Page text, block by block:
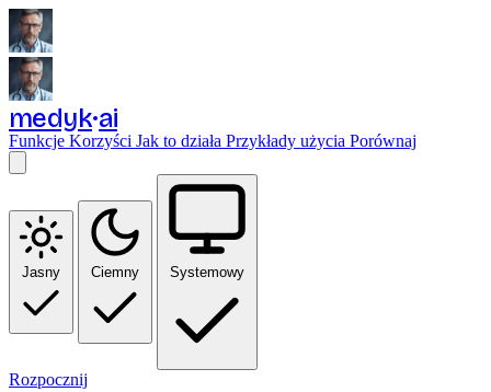
medyk ai
Funkcje Korzyści Jak to działa Przykłady użycia Porównaj
Jasny Ciemny Systemowy
Rozpocznij